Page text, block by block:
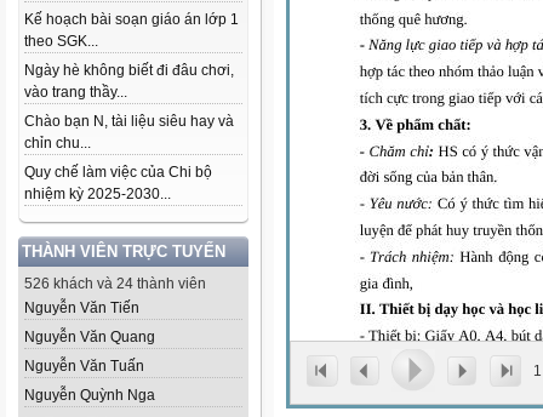
Kế hoạch bài soạn giáo án lớp 1
theo SGK...
Ngày hè không biết đi đâu chơi,
vào trang thầy...
Chào bạn N, tài liệu siêu hay và
chỉn chu...
Quy chế làm việc của Chi bộ
nhiệm kỳ 2025-2030...
THÀNH VIÊN TRỰC TUYẾN
526 khách và 24 thành viên
Nguyễn Văn Tiến
Nguyễn Văn Quang
Nguyễn Văn Tuấn
Nguyễn Quỳnh Nga
1